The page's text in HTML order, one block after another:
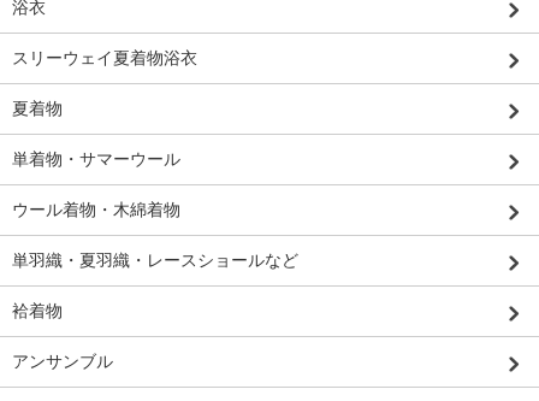
浴衣
スリーウェイ夏着物浴衣
夏着物
単着物・サマーウール
ウール着物・木綿着物
単羽織・夏羽織・レースショールなど
袷着物
アンサンブル